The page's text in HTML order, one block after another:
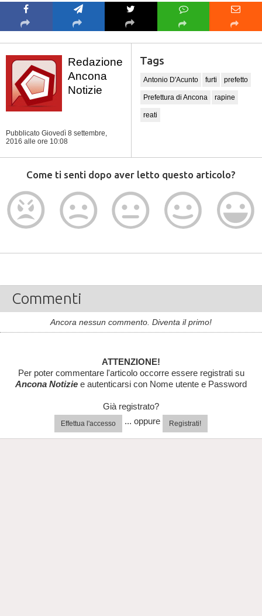
Redazione
Ancona
Notizie
Pubblicato Giovedì 8 settembre,
2016 alle ore 10:08
Tags
Antonio D'Acunto furti prefetto
Prefettura di Ancona rapine
reati
Come ti senti dopo aver letto questo articolo?
Commenti
Ancora nessun commento. Diventa il primo!
ATTENZIONE!
Per poter commentare l'articolo occorre essere registrati su
Ancona Notizie e autenticarsi con Nome utente e Password
Già registrato?
Effettua l'accesso ... oppure Registrati!